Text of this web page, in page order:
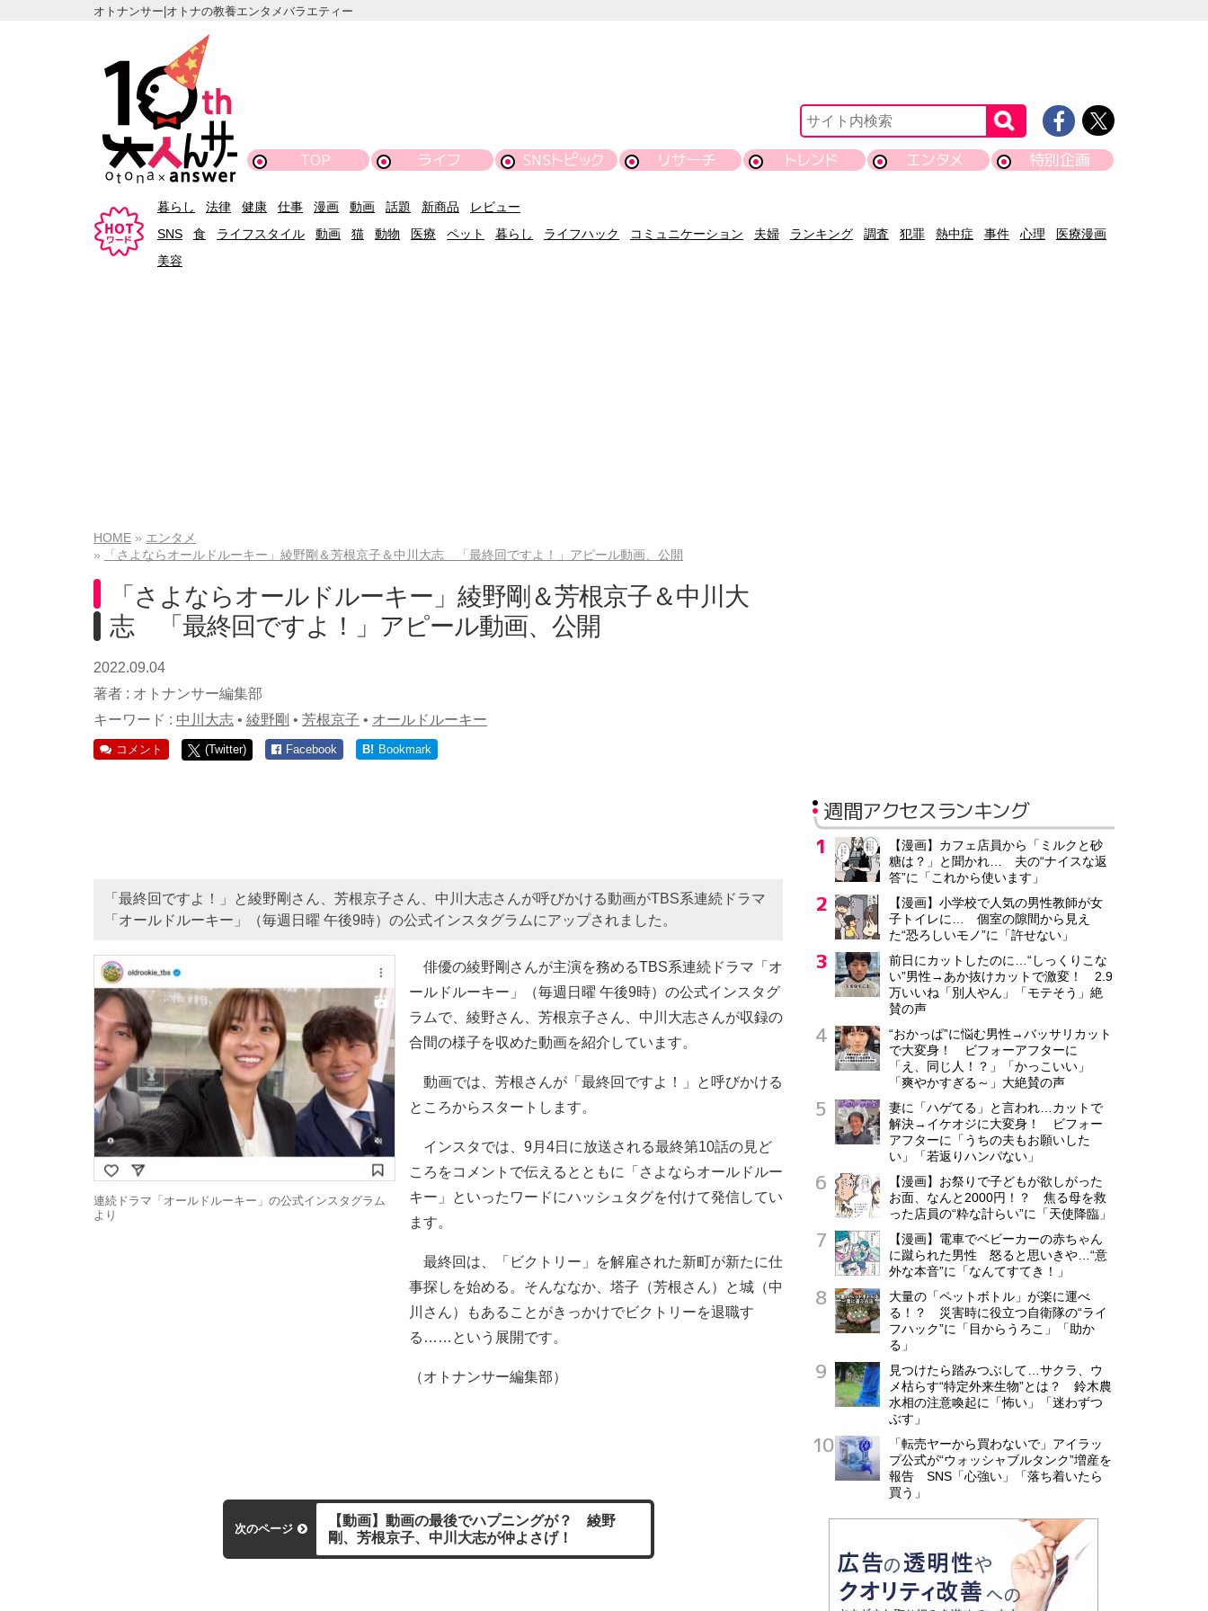
オトナンサー|オトナの教養エンタメバラエティー
TOP ライフ SNSトピック リサーチ トレンド エンタメ 特別企画
暮らし 法律 健康 仕事 漫画 動画 話題 新商品
レビュー
SNS
食 ライフスタイル 動画 猫 動物 医療 ペット 暮らし ライフハック コミュニケーション 夫婦 ランキング 調査 犯罪 熱中症 事件 心理
医療漫画
美容
HOME
エンタメ
「さよならオールドルーキー」綾野剛＆芳根京子＆中川大志 「最終回ですよ！」アピール動画、公開
「さよならオールドルーキー」綾野剛＆芳根京子＆中川大
志 「最終回ですよ！」アピール動画、公開
2022.09.04
著者 : オトナンサー編集部
キーワード : 中川大志 • 綾野剛 • 芳根京子 • オールドルーキー
コメント (Twitter) Facebook B! Bookmark
「最終回ですよ！」と綾野剛さん、芳根京子さん、中川大志さんが呼びかける動画がTBS系連続ドラマ
「オールドルーキー」（毎週日曜 午後9時）の公式インスタグラムにアップされました。
連続ドラマ「オールドルーキー」の公式インスタグラム
より
俳優の綾野剛さんが主演を務めるTBS系連続ドラマ「オ
ールドルーキー」（毎週日曜 午後9時）の公式インスタグ
ラムで、綾野さん、芳根京子さん、中川大志さんが収録の
合間の様子を収めた動画を紹介しています。
動画では、芳根さんが「最終回ですよ！」と呼びかける
ところからスタートします。
インスタでは、9月4日に放送される最終第10話の見ど
ころをコメントで伝えるとともに「さよならオールドルー
キー」といったワードにハッシュタグを付けて発信してい
ます。
最終回は、「ビクトリー」を解雇された新町が新たに仕
事探しを始める。そんななか、塔子（芳根さん）と城（中
川さん）もあることがきっかけでビクトリーを退職す
る……という展開です。
（オトナンサー編集部）
次のページ
【動画】動画の最後でハプニングが？ 綾野
剛、芳根京子、中川大志が仲よさげ！
週間アクセスランキング
【漫画】カフェ店員から「ミルクと砂
糖は？」と聞かれ… 夫の“ナイスな返
答”に「これから使います」
【漫画】小学校で人気の男性教師が女
子トイレに… 個室の隙間から見え
た“恐ろしいモノ”に「許せない」
前日にカットしたのに…“しっくりこな
い”男性→あか抜けカットで激変！ 2.9
万いいね「別人やん」「モテそう」絶
賛の声
“おかっぱ”に悩む男性→バッサリカット
で大変身！ ビフォーアフターに
「え、同じ人！？」「かっこいい」
「爽やかすぎる～」大絶賛の声
妻に「ハゲてる」と言われ…カットで
解決→イケオジに大変身！ ビフォー
アフターに「うちの夫もお願いした
い」「若返りハンパない」
【漫画】お祭りで子どもが欲しがった
お面、なんと2000円！？ 焦る母を救
った店員の“粋な計らい”に「天使降臨」
【漫画】電車でベビーカーの赤ちゃん
に蹴られた男性 怒ると思いきや…“意
外な本音”に「なんてすてき！」
大量の「ペットボトル」が楽に運べ
る！？ 災害時に役立つ自衛隊の“ライ
フハック”に「目からうろこ」「助か
る」
見つけたら踏みつぶして…サクラ、ウ
メ枯らす“特定外来生物”とは？ 鈴木農
水相の注意喚起に「怖い」「迷わずつ
ぶす」
「転売ヤーから買わないで」アイラッ
プ公式が“ウォッシャブルタンク”増産を
報告 SNS「心強い」「落ち着いたら
買う」